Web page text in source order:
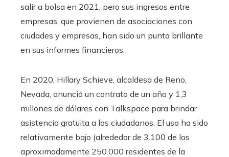
salir a bolsa en 2021, pero sus ingresos entre
empresas, que provienen de asociaciones con
ciudades y empresas, han sido un punto brillante
en sus informes financieros.
En 2020, Hillary Schieve, alcaldesa de Reno,
Nevada, anunció un contrato de un año y 1,3
millones de dólares con Talkspace para brindar
asistencia gratuita a los ciudadanos. El uso ha sido
relativamente bajo (alrededor de 3.100 de los
aproximadamente 250.000 residentes de la